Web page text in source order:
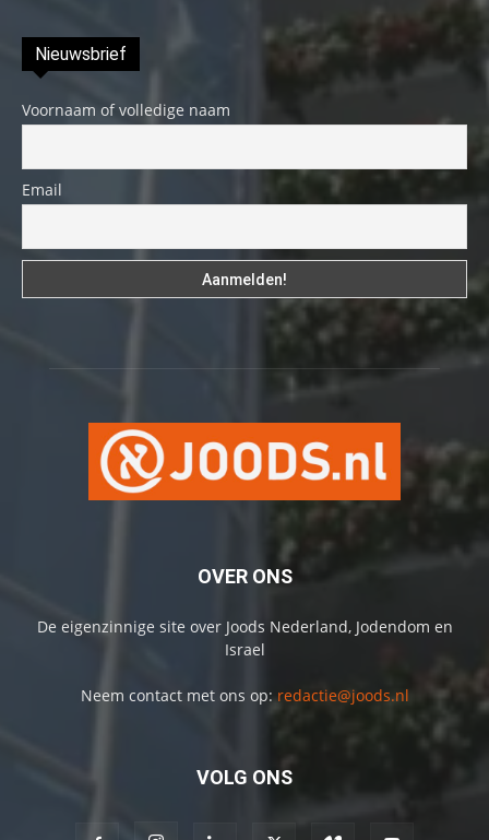
Nieuwsbrief
Voornaam of volledige naam
Email
OVER ONS
De eigenzinnige site over Joods Nederland, Jodendom en
Israel
Neem contact met ons op: redactie@joods.nl
VOLG ONS